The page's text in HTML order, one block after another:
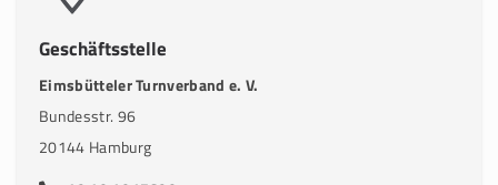
Geschäftsstelle
Eimsbütteler Turnverband e. V.
Bundesstr. 96
20144 Hamburg